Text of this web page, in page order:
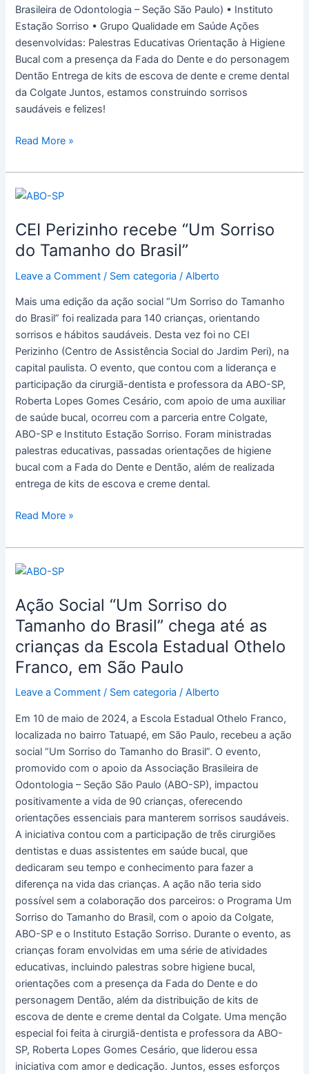
Brasileira de Odontologia – Seção São Paulo) • Instituto
Estação Sorriso • Grupo Qualidade em Saúde Ações
desenvolvidas: Palestras Educativas Orientação à Higiene
Bucal com a presença da Fada do Dente e do personagem
Dentão Entrega de kits de escova de dente e creme dental
da Colgate Juntos, estamos construindo sorrisos
saudáveis e felizes!
Read More »
CEI Perizinho recebe “Um Sorriso
do Tamanho do Brasil”
Leave a Comment / Sem categoria /Alberto
Mais uma edição da ação social “Um Sorriso do Tamanho
do Brasil” foi realizada para 140 crianças, orientando
sorrisos e hábitos saudáveis. Desta vez foi no CEI
Perizinho (Centro de Assistência Social do Jardim Peri), na
capital paulista. O evento, que contou com a liderança e
participação da cirurgiã-dentista e professora da ABO-SP,
Roberta Lopes Gomes Cesário, com apoio de uma auxiliar
de saúde bucal, ocorreu com a parceria entre Colgate,
ABO-SP e Instituto Estação Sorriso. Foram ministradas
palestras educativas, passadas orientações de higiene
bucal com a Fada do Dente e Dentão, além de realizada
entrega de kits de escova e creme dental.
CEI
recebe
“Um
do
Tamanho
do
Brasil”
Read More »
Ação Social “Um Sorriso do
Tamanho do Brasil” chega até as
crianças da Escola Estadual Othelo
Franco, em São Paulo
Leave a Comment / Sem categoria /Alberto
Em 10 de maio de 2024, a Escola Estadual Othelo Franco,
localizada no bairro Tatuapé, em São Paulo, recebeu a ação
social “Um Sorriso do Tamanho do Brasil”. O evento,
promovido com o apoio da Associação Brasileira de
Odontologia – Seção São Paulo (ABO-SP), impactou
positivamente a vida de 90 crianças, oferecendo
orientações essenciais para manterem sorrisos saudáveis.
A iniciativa contou com a participação de três cirurgiões
dentistas e duas assistentes em saúde bucal, que
dedicaram seu tempo e conhecimento para fazer a
diferença na vida das crianças. A ação não teria sido
possível sem a colaboração dos parceiros: o Programa Um
Sorriso do Tamanho do Brasil, com o apoio da Colgate,
ABO-SP e o Instituto Estação Sorriso. Durante o evento, as
crianças foram envolvidas em uma série de atividades
educativas, incluindo palestras sobre higiene bucal,
orientações com a presença da Fada do Dente e do
personagem Dentão, além da distribuição de kits de
escova de dente e creme dental da Colgate. Uma menção
especial foi feita à cirurgiã-dentista e professora da ABO-
SP, Roberta Lopes Gomes Cesário, que liderou essa
iniciativa com amor e dedicação. Juntos, esses esforços
Ação
“Um
Sorriso
Tamanho
do
Brasil”
até
as
crianças
da
Escola
Estadual
Othelo
Franco,
em
São
Paulo